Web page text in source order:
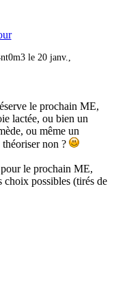
le 20 janv.,
le prochain ME,
lactée, ou bien un
ou même un
non ?
le prochain ME,
possibles (tirés de